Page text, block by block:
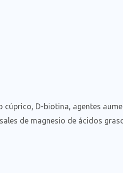
D-biotina, agentes
de magnesio de ácidos